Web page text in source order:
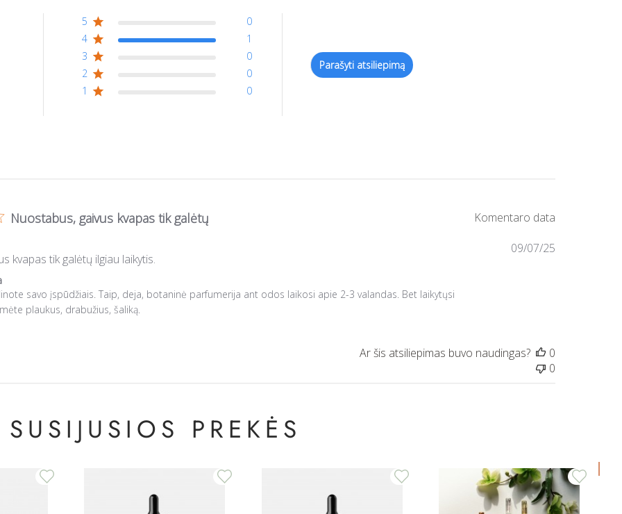
5
4
3
2
1
Nuostabus, gaivus kvapas tik galėtų
kvapas tik galėtų ilgiau laikytis.
savo įspūdžiais. Taip, deja, botaninė parfumerija ant odos laikosi apie 2-3 valandas. Bet laikytųsi
plaukus, drabužius, šaliką.
09/07/25
0
0
SUSIJUSIOS PREKĖS